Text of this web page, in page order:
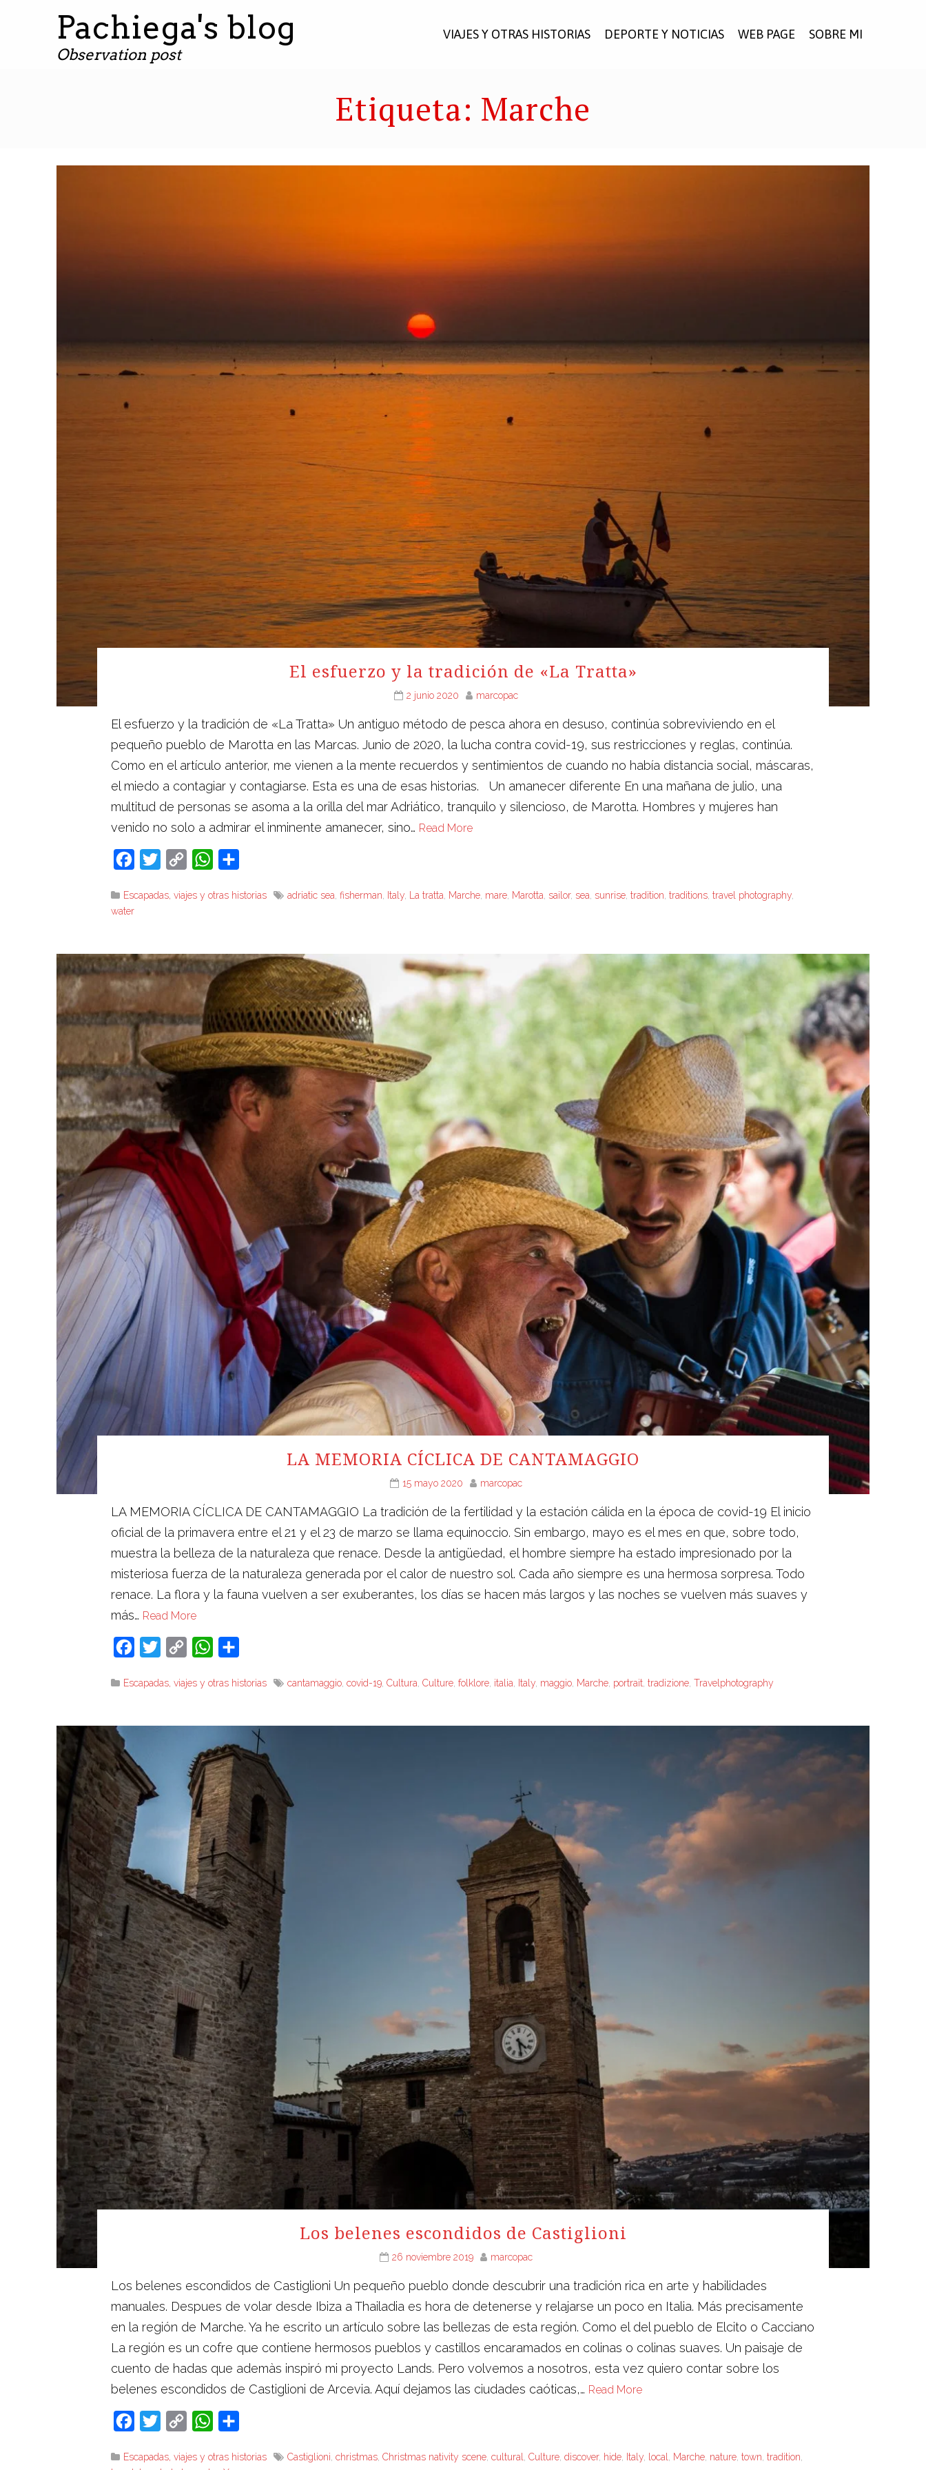
Pachiega's blog
Observation post
VIAJES Y OTRAS HISTORIAS DEPORTE Y NOTICIAS WEB PAGE SOBRE MI
Etiqueta: Marche
El esfuerzo y la tradición de «La Tratta»
2 junio 2020 marcopac
El esfuerzo y la tradición de «La Tratta» Un antiguo método de pesca ahora en desuso, continúa sobreviviendo en el
pequeño pueblo de Marotta en las Marcas. Junio ​​de 2020, la lucha contra covid-19, sus restricciones y reglas, continúa.
Como en el artículo anterior, me vienen a la mente recuerdos y sentimientos de cuando no había distancia social, máscaras,
el miedo a contagiar y contagiarse. Esta es una de esas historias. Un amanecer diferente En una mañana de julio, una
multitud de personas se asoma a la orilla del mar Adriático, tranquilo y silencioso, de Marotta. Hombres y mujeres han
venido no solo a admirar el inminente amanecer, sino… Read More
Facebook
Twitter Copy
WhatsApp
Escapadas, viajes y otras historias adriatic sea fisherman Italy La tratta Marche mare Marotta sailor, sea sunrise tradition traditions travel photography
water
LA MEMORIA CÍCLICA DE CANTAMAGGIO
15 mayo 2020 marcopac
LA MEMORIA CÍCLICA DE CANTAMAGGIO La tradición de la fertilidad y la estación cálida en la época de covid-19 El inicio
oficial de la primavera entre el 21 y el 23 de marzo se llama equinoccio. Sin embargo, mayo es el mes en que, sobre todo,
muestra la belleza de la naturaleza que renace. Desde la antigüedad, el hombre siempre ha estado impresionado por la
misteriosa fuerza de la naturaleza generada por el calor de nuestro sol. Cada año siempre es una hermosa sorpresa. Todo
renace. La flora y la fauna vuelven a ser exuberantes, los días se hacen más largos y las noches se vuelven más suaves y
más… Read More
Facebook
Twitter Copy
WhatsApp
Escapadas, viajes y otras historias cantamaggio, covid-19, Cultura, Culture, folklore, italia, Italy, maggio, Marche, portrait, tradizione, Travelphotography
Los belenes escondidos de Castiglioni
26 noviembre 2019 marcopac
Los belenes escondidos de Castiglioni Un pequeño pueblo donde descubrir una tradición rica en arte y habilidades
manuales. Despues de volar desde Ibiza a Thailadia es hora de detenerse y relajarse un poco en Italia. Más precisamente
en la región de Marche. Ya he escrito un artículo sobre las bellezas de esta región. Como el del pueblo de Elcito o Cacciano
La región es un cofre que contiene hermosos pueblos y castillos encaramados en colinas o colinas suaves. Un paisaje de
cuento de hadas que ademàs inspiró mi proyecto Lands. Pero volvemos a nosotros, esta vez quiero contar sobre los
belenes escondidos de Castiglioni de Arcevia. Aquí dejamos las ciudades caóticas,… Read More
Facebook
Twitter Copy
WhatsApp
Escapadas, viajes y otras historias Castiglioni christmas Christmas nativity scene cultural Culture discover, hide Italy local Marche nature town tradition